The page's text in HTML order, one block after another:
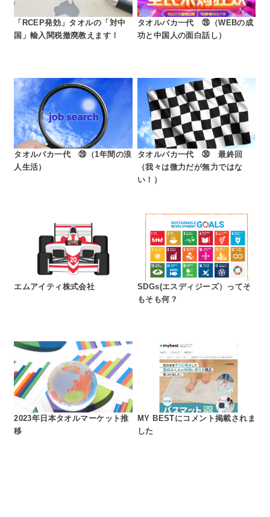
「RCEP発効」タオルの「対中
国」輸入関税撤廃教えます！
タオルバカ一代 ㉖（WEBの成
功と中国人の面白話し）
タオルバカ一代 ㉙（1年間の浪
人生活）
タオルバカ一代 ㉚ 最終回
（我々は微力だが無力ではな
い！）
エムアイティ株式会社
SDGs(エスディジーズ）ってそ
もそも何？
2023年日本タオルマーケット推
移
MY BESTにコメント掲載されま
した